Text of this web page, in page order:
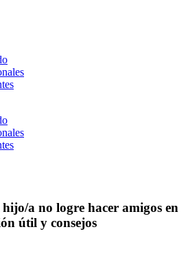
a no logre hacer amigos en
útil y consejos